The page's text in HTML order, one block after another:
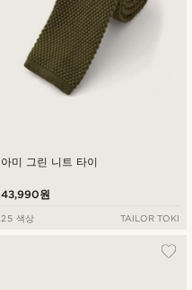
아미 그린 니트 타이
43,990원
25 색상 TAILOR TOKI